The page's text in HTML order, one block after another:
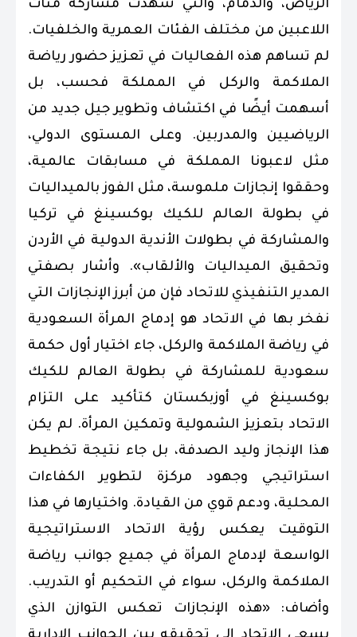
الرياض، والدمام، والتي شهدت مشاركة مئات
اللاعبين من مختلف الفئات العمرية والخلفيات.
لم تساهم هذه الفعاليات في تعزيز حضور رياضة
الملاكمة والركل في المملكة فحسب، بل
أسهمت أيضًا في اكتشاف وتطوير جيل جديد من
الرياضيين والمدربين. وعلى المستوى الدولي،
مثل لاعبونا المملكة في مسابقات عالمية،
وحققوا إنجازات ملموسة، مثل الفوز بالميداليات
في بطولة العالم للكيك بوكسينغ في تركيا
والمشاركة في بطولات الأندية الدولية في الأردن
وتحقيق الميداليات والألقاب». وأشار بصفتي
المدير التنفيذي للاتحاد فإن من أبرز الإنجازات التي
نفخر بها في الاتحاد هو إدماج المرأة السعودية
في رياضة الملاكمة والركل، جاء اختيار أول حكمة
سعودية للمشاركة في بطولة العالم للكيك
بوكسينغ في أوزبكستان كتأكيد على التزام
الاتحاد بتعزيز الشمولية وتمكين المرأة. لم يكن
هذا الإنجاز وليد الصدفة، بل جاء نتيجة تخطيط
استراتيجي وجهود مركزة لتطوير الكفاءات
المحلية، ودعم قوي من القيادة. واختيارها في هذا
التوقيت يعكس رؤية الاتحاد الاستراتيجية
الواسعة لإدماج المرأة في جميع جوانب رياضة
الملاكمة والركل، سواء في التحكيم أو التدريب.
وأضاف: «هذه الإنجازات تعكس التوازن الذي